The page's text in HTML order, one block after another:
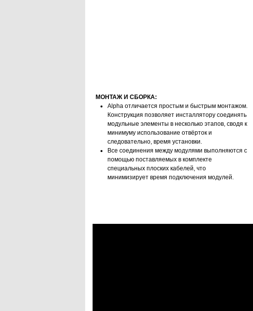
МОНТАЖ И СБОРКА:
Alpha отличается простым и быстрым монтажом.
Конструкция позволяет инсталлятору соединять
модульные элементы в несколько этапов, сводя к
минимуму использование отвёрток и
следовательно, время установки.
Все соединения между модулями выполняются с
помощью поставляемых в комплекте
специальных плоских кабелей, что
минимизирует время подключения модулей.